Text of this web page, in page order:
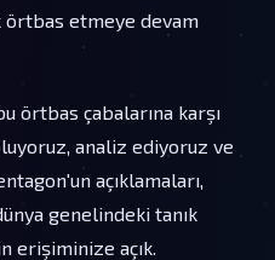
etmeye devam
örtbas çabalarına karşı
analiz ediyoruz ve
açıklamaları,
genelindeki tanık
erişiminize açık.